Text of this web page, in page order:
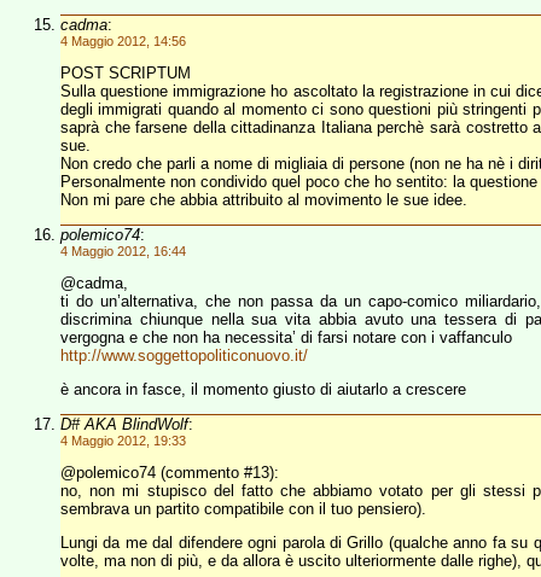
cadma:
4 Maggio 2012, 14:56
POST SCRIPTUM
Sulla questione immigrazione ho ascoltato la registrazione in cui
degli immigrati quando al momento ci sono questioni più
saprà che farsene della cittadinanza Italiana perchè sarà
sue.
Non credo che parli a nome di migliaia di persone (non ne ha nè i
Personalmente non condivido quel poco che ho sentito: la
Non mi pare che abbia attribuito al movimento le sue idee.
polemico74:
4 Maggio 2012, 16:44
@cadma,
ti do un’alternativa, che non passa da un capo-comico
discrimina chiunque nella sua vita abbia avuto una tessera di
vergogna e che non ha necessita’ di farsi notare con i vaffanculo
http://www.soggettopoliticonuovo.it/
è ancora in fasce, il momento giusto di aiutarlo a crescere
D# AKA BlindWolf:
4 Maggio 2012, 19:33
@polemico74 (commento #13):
no, non mi stupisco del fatto che abbiamo votato per gli stessi
sembrava un partito compatibile con il tuo pensiero).
Lungi da me dal difendere ogni parola di Grillo (qualche anno fa
volte, ma non di più, e da allora è uscito ulteriormente dalle righe),